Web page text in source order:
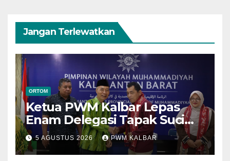
Jangan Terlewatkan
ORTOM
Ketua PWM Kalbar Lepas
Enam Delegasi Tapak Suci
Menuju Muktamar XVI di
Semarang
5 AGUSTUS 2026 PWM KALBAR